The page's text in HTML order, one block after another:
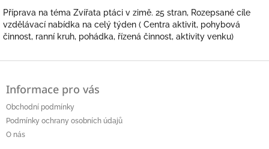
Příprava na téma Zvířata ptáci v zimě. 25 stran, Rozepsané cíle
vzdělávací nabídka na celý týden ( Centra aktivit, pohybová
činnost, ranní kruh, pohádka, řízená činnost, aktivity venku)
pInformace pro vás
Obchodní podmínky
Podmínky ochrany osobních údajů
O nás